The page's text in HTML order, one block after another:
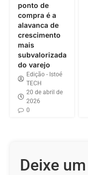
ponto de
compra é a
alavanca de
crescimento
mais
subvalorizada
do varejo
Edição - Istoé
TECH
20 de abril de
2026
0
Deixe